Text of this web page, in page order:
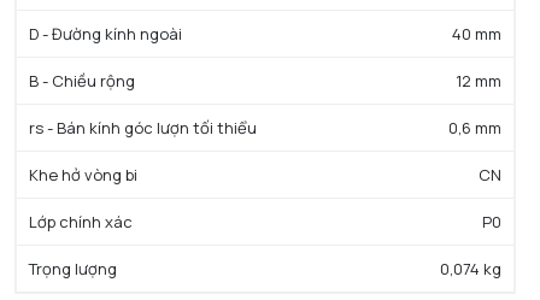
D - Đường kính ngoài 40 mm
B - Chiều rộng 12 mm
rs - Bán kính góc lượn tối thiểu 0,6 mm
Khe hở vòng bi CN
Lớp chính xác P0
Trọng lượng 0,074 kg